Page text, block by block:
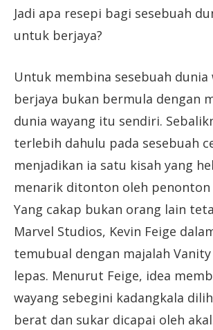
Jadi apa resepi bagi sesebuah
untuk berjaya?
Untuk membina sesebuah dunia
berjaya bukan bermula dengan
dunia wayang itu sendiri.
terlebih dahulu pada sesebuah
menjadikan ia satu kisah yang
menarik ditonton oleh penonton
Yang cakap bukan orang lain
Marvel Studios, Kevin Feige
temubual dengan majalah
lepas. Menurut Feige, idea
wayang sebegini kadangkala
berat dan sukar dicapai oleh